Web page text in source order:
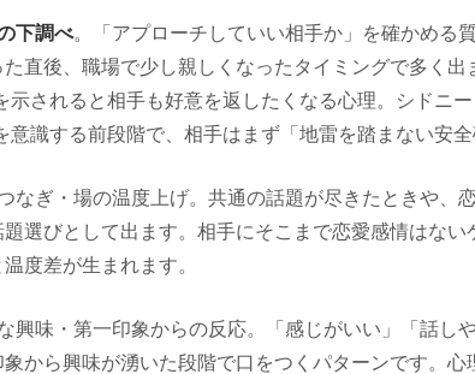
下調べ。「アプローチしていい相手か」を確かめる
た直後、職場で少し親しくなったタイミングで多く
示されると相手も好意を返したくなる心理。シドニ
意識する前段階で、相手はまず「地雷を踏まない安全
なぎ・場の温度上げ。共通の話題が尽きたときや、
題選びとして出ます。相手にそこまで恋愛感情はな
度差が生まれます。
興味・第一印象からの反応。「感じがいい」「話し
から興味が湧いた段階で口をつくパターンです。